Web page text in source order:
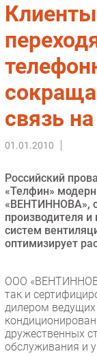
Интернет
Мобильная
Интеграция
Рынок ПК
Торговые сети
Оборудование
ПО
Outsourcing
Финансы
Web
Безопасность
Инновации
связь
01.01.2010
Российский
«Телфин»
«ВЕНТИННОВА»,
производителя
систем
оптимизирует
ООО
так и
дилером ведущих
дружественных
обслуживания и